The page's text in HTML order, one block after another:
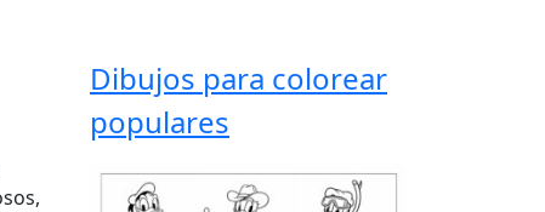
Dibujos para colorear
populares